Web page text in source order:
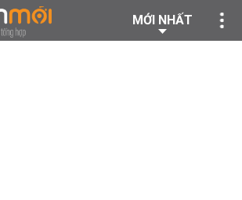
MỚI NHẤT